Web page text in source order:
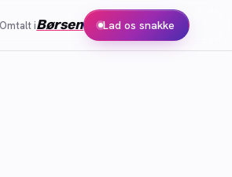
Omtalt iBørsen Lad os snakke